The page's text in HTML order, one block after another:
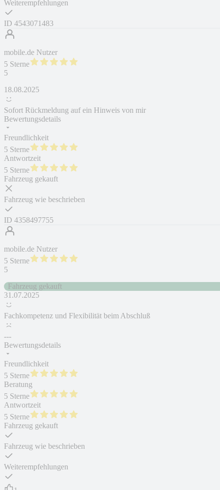
Weiterempfehlungen
ID 4543071483
mobile.de Nutzer
5 Sterne
5
18.08.2025
Sofort Rückmeldung auf ein Hinweis von mir
Bewertungsdetails
Freundlichkeit
5 Sterne
Antwortzeit
5 Sterne
Fahrzeug gekauft
Fahrzeug wie beschrieben
ID 4358497755
mobile.de Nutzer
5 Sterne
5
Fahrzeug gekauft
31.07.2025
Fachkompetenz und Flexibilität beim Abschluß
---
Bewertungsdetails
Freundlichkeit
5 Sterne
Beratung
5 Sterne
Antwortzeit
5 Sterne
Fahrzeug gekauft
Fahrzeug wie beschrieben
Weiterempfehlungen